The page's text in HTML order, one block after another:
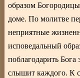
образом
доме. По молитве
неприятные
исповедальный
поблагодарить
слышит каждого. К